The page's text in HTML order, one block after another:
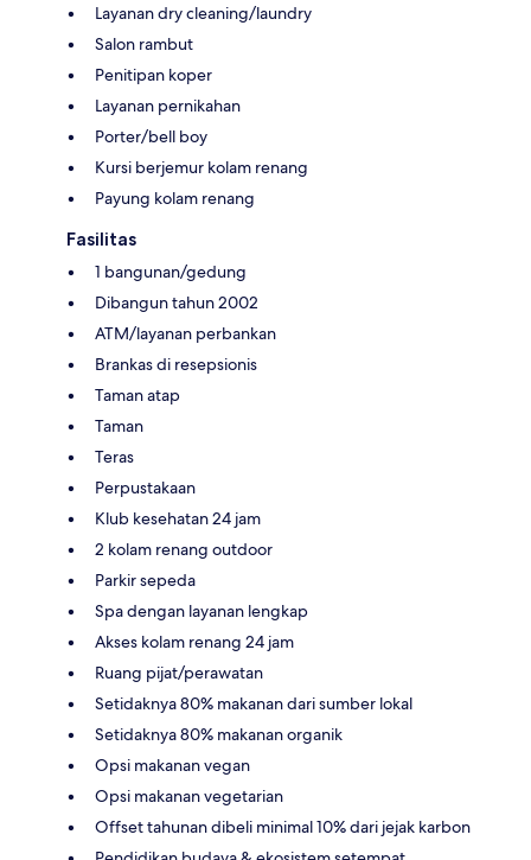
Layanan dry cleaning/laundry
Salon rambut
Penitipan koper
Layanan pernikahan
Porter/bell boy
Kursi berjemur kolam renang
Payung kolam renang
Fasilitas
1 bangunan/gedung
Dibangun tahun 2002
ATM/layanan perbankan
Brankas di resepsionis
Taman atap
Taman
Teras
Perpustakaan
Klub kesehatan 24 jam
2 kolam renang outdoor
Parkir sepeda
Spa dengan layanan lengkap
Akses kolam renang 24 jam
Ruang pijat/perawatan
Setidaknya 80% makanan dari sumber lokal
Setidaknya 80% makanan organik
Opsi makanan vegan
Opsi makanan vegetarian
Offset tahunan dibeli minimal 10% dari jejak karbon